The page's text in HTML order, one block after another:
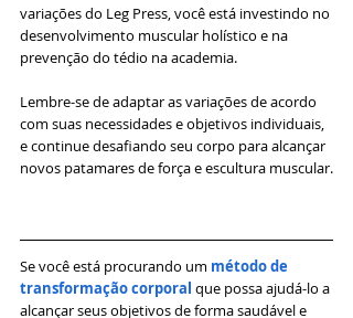
variações do Leg Press, você está investindo no
desenvolvimento muscular holístico e na
prevenção do tédio na academia.
Lembre-se de adaptar as variações de acordo
com suas necessidades e objetivos individuais,
e continue desafiando seu corpo para alcançar
novos patamares de força e escultura muscular.
Se você está procurando um método de
transformação corporal que possa ajudá-lo a
alcançar seus objetivos de forma saudável e